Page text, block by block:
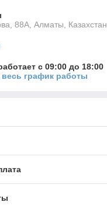
88А, Алматы, Казахстан
с 09:00 до 18:00
весь график работы